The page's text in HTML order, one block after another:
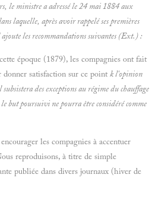
le ministre a adressé le 24 mai 1884 aux
laquelle, après avoir rappelé ses premières
les recommandations suivantes (Ext.) :
époque (1879), les compagnies ont fait
donner satisfaction sur ce pointk l'opinion
des exceptions au régime du chauffage
but poursuivi ne pourra être considéré comme
les compagnies à accentuer
reproduisons, à titre de simple
publiée dans divers journaux (hiver de